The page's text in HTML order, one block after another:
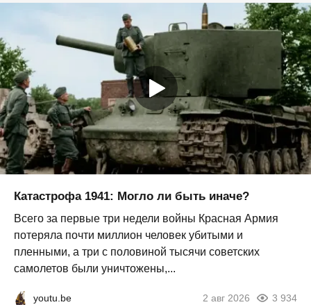
Катастрофа 1941: Могло ли быть иначе?
Всего за первые три недели войны Красная Армия
потеряла почти миллион человек убитыми и
пленными, а три с половиной тысячи советских
самолетов были уничтожены,...
youtu.be 2 авг 2026 3 934